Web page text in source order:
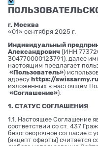
г. Москва
«01» сентября 2025 г.
Индивидуальный
Александрович (ИНН
304770000123791), далее
настоящим предлагает
«Пользователь»)
адресу https://
изложенных в настоящем
«Соглашение»).
1. СТАТУС СОГЛАШЕНИЯ
1.1. Настоящее Соглашение
соответствии со ст. 437
безоговорочное согласие с
(акцепт оферты) считается